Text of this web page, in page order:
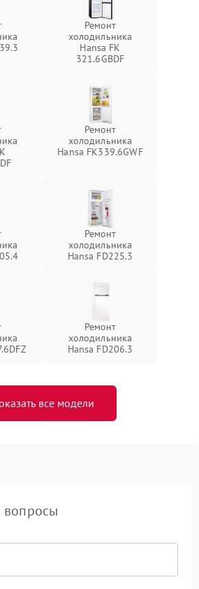
Ремонт
холодильника
Hansa FK
321.6GBDF
Ремонт
холодильника
Hansa FK339.6GWF
Ремонт
холодильника
Hansa FD225.3
Ремонт
холодильника
Hansa FD206.3
все модели
вопросы